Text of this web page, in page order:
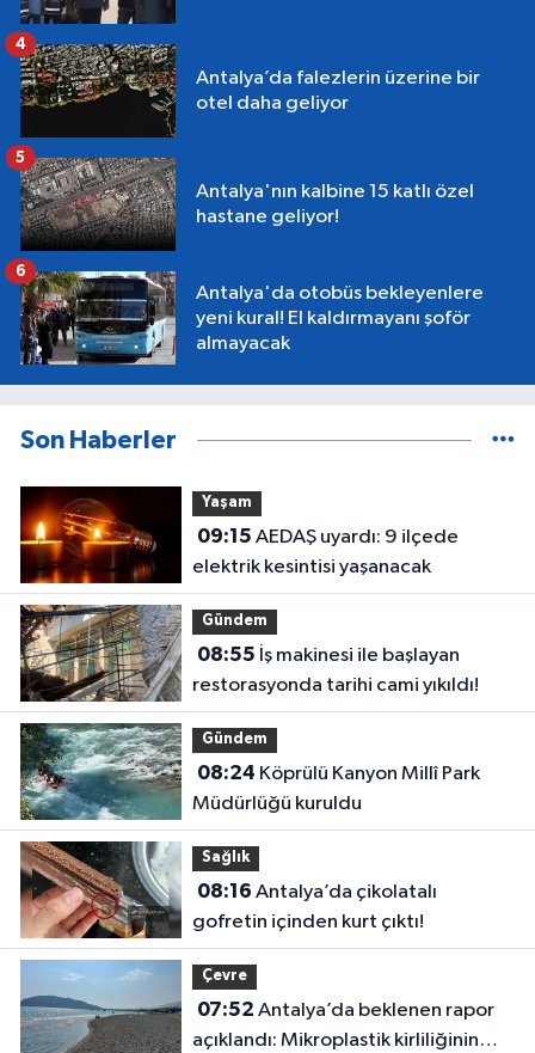
Antalya’da falezlerin üzerine bir
otel daha geliyor
4
Antalya'nın kalbine 15 katlı özel
hastane geliyor!
5
Antalya'da otobüs bekleyenlere
yeni kural! El kaldırmayanı şoför
almayacak
6
Son Haberler
Yaşam
09:15
elektrik kesintisi yaşanacak
Gündem
08:55
restorasyonda tarihi cami yıkıldı!
Gündem
08:24
Müdürlüğü kuruldu
Sağlık
08:16
gofretin içinden kurt çıktı!
Çevre
07:52
açıklandı: Mikroplastik kirliliğinin